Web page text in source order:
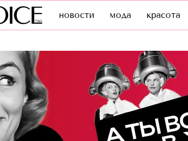
новости мода красота